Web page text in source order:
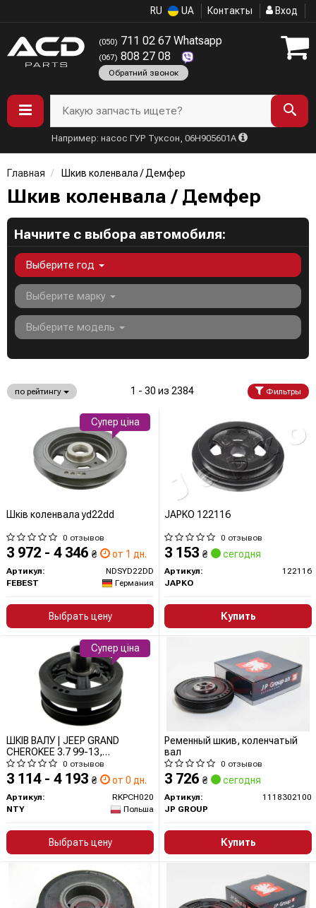
RU UA Контакты Вход
(050) 711 02 67 Whatsapp
(067) 808 27 08
Обратний звонок
Какую запчасть ищете?
Например: насос ГУР Туксон, 06H905601A
Главная Шкив коленвала / Демфер
Шкив коленвала / Демфер
Начните с выбора автомобиля:
Выберите год
Выберите марку
Выберите модель
по рейтингу 1 - 30 из 2384 Фильтры
Шків коленвала yd22dd
0 отзывов
3 972 - 4 346 ₴ от 1 дн.
Артикул:
NDSYD22DD
FEBEST
Германия
Выбрать цену
Супер ціна
JAPKO 122116
0 отзывов
3 153 ₴ сегодня
Артикул:
122116
JAPKO
Купить
ШКІВ ВАЛУ | JEEP GRAND
CHEROKEE 3.7 99-13,
COMMANDER 3.7 05-, LIBERTY
3.7 -12, DODGE RAM 1500 3.7
02-12 RKPCH020 NTY
0 отзывов
3 114 - 4 193 ₴ от 0 дн.
Артикул:
RKPCH020
NTY
Польша
Выбрать цену
Супер ціна
Ременный шкив, коленчатый
вал
0 отзывов
3 726 ₴ сегодня
Артикул:
1118302100
JP GROUP
Купить